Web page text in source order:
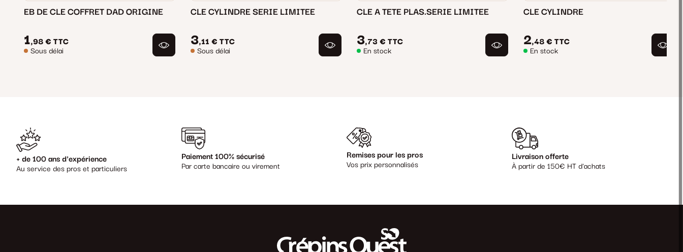
EB DE CLE COFFRET DAD ORIGINE
1,98 € TTC
Sous délai
CLE CYLINDRE SERIE LIMITEE
3,11 € TTC
Sous délai
CLE A TETE PLAS.SERIE LIMITEE
3,73 € TTC
En stock
CLE CYLINDRE
2,48 € TTC
En stock
+ de 100 ans d'expérience
Au service des pros et particuliers
Paiement 100% sécurisé
Par carte bancaire ou virement
Remises pour les pros
Vos prix personnalisés
Livraison offerte
À partir de 150€ HT d'achats